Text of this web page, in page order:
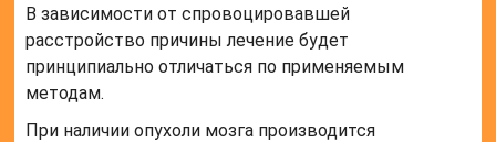
В зависимости от спровоцировавшей
расстройство причины лечение будет
принципиально отличаться по применяемым
методам.
При наличии опухоли мозга производится